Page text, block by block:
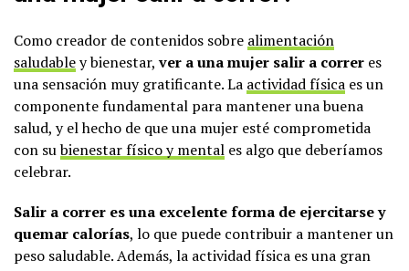
Como creador de contenidos sobre alimentación
saludabley bienestar,ver a una mujer salir a correr es
una sensación muy gratificante. La actividad física es un
componente fundamental para mantener una buena
salud, y el hecho de que una mujer esté comprometida
con subienestar físico y mental es algo que deberíamos
celebrar.
Salir a correr es una excelente forma de ejercitarse y
quemar calorías, lo que puede contribuir a mantener un
peso saludable. Además, la actividad física es una gran